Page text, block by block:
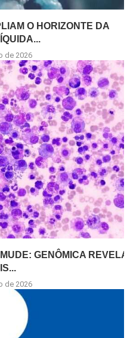
O HORIZONTE DA
de 2026
GENÔMICA REVELA
de 2026